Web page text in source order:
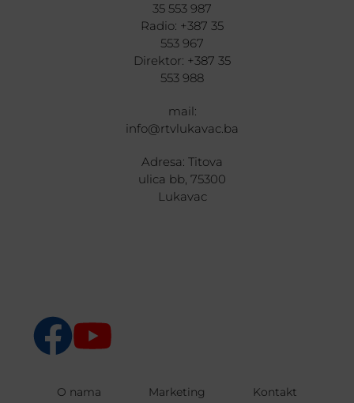
35 553 987
Radio: +387 35
553 967
Direktor: +387 35
553 988
mail:
info@rtvlukavac.ba
Adresa: Titova
ulica bb, 75300
Lukavac
O nama Marketing Kontakt